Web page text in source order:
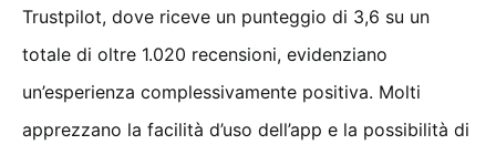
Trustpilot, dove riceve un punteggio di 3,6 su un
totale di oltre 1.020 recensioni, evidenziano
un’esperienza complessivamente positiva. Molti
apprezzano la facilità d’uso dell’app e la possibilità di